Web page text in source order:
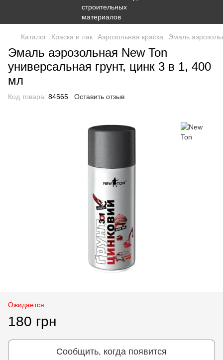
Каталог Краска и лак Аэрозольная краска Эмаль
Эмаль аэрозольная New Ton
универсальная грунт, цинк 3 в 1, 400
мл
Код товара: 84565 Оставить отзыв
Ожидается
180 грн
Сообщить, когда появится